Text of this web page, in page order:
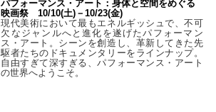
パフォーマンス・アート：身体と空間をめぐる
映画祭 10/10(土)－10/23(金)
現代美術において最もエネルギッシュで、不可
欠なジャンルへと進化を遂げたパフォーマン
ス・アート。シーンを創造し、革新してきた先
駆者たちのドキュメンタリーをラインナップ。
自由すぎて深すぎる、パフォーマンス・アート
の世界へようこそ。